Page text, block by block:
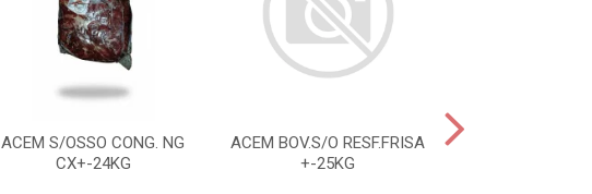
ACEM S/OSSO CONG. NG
CX+-24KG
ACEM BOV.S/O RESF.FRISA
+-25KG